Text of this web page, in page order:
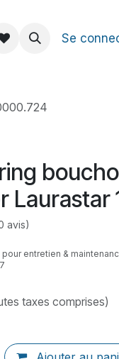
Se
Laurastar
avis)
entretien &
taxes comprises)